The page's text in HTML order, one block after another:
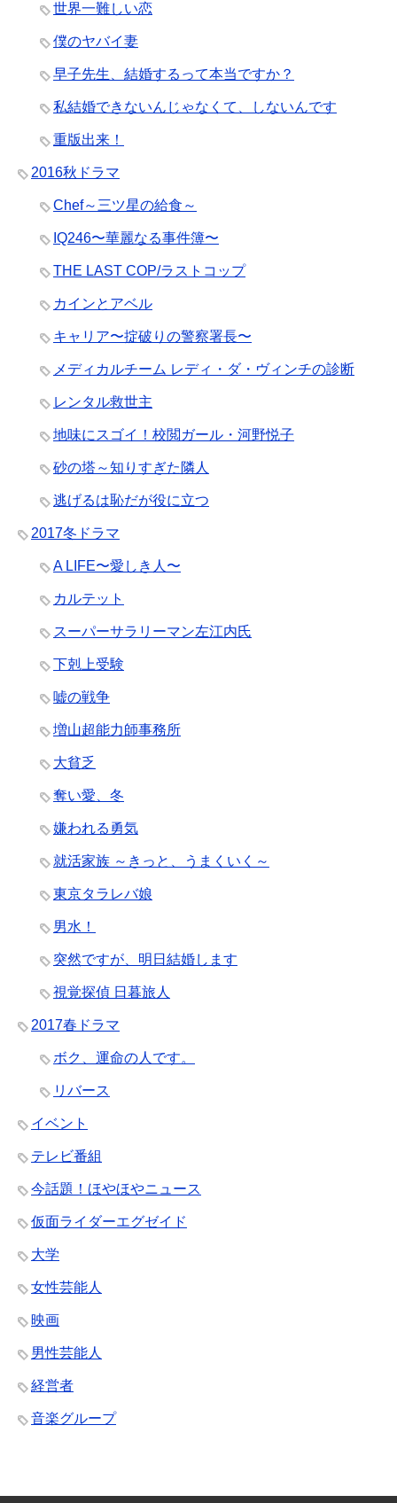
世界一難しい恋
僕のヤバイ妻
早子先生、結婚するって本当ですか？
私結婚できないんじゃなくて、しないんです
重版出来！
2016秋ドラマ
Chef～三ツ星の給食～
IQ246〜華麗なる事件簿〜
THE LAST COP/ラストコップ
カインとアベル
キャリア〜掟破りの警察署長〜
メディカルチーム レディ・ダ・ヴィンチの診断
レンタル救世主
地味にスゴイ！校閲ガール・河野悦子
砂の塔～知りすぎた隣人
逃げるは恥だが役に立つ
2017冬ドラマ
A LIFE〜愛しき人〜
カルテット
スーパーサラリーマン左江内氏
下剋上受験
嘘の戦争
増山超能力師事務所
大貧乏
奪い愛、冬
嫌われる勇気
就活家族 ～きっと、うまくいく～
東京タラレバ娘
男水！
突然ですが、明日結婚します
視覚探偵 日暮旅人
2017春ドラマ
ボク、運命の人です。
リバース
イベント
テレビ番組
今話題！ほやほやニュース
仮面ライダーエグゼイド
大学
女性芸能人
映画
男性芸能人
経営者
音楽グループ